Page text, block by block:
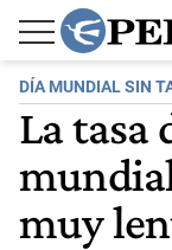
DÍA MUNDIAL SIN
La tasa
muy